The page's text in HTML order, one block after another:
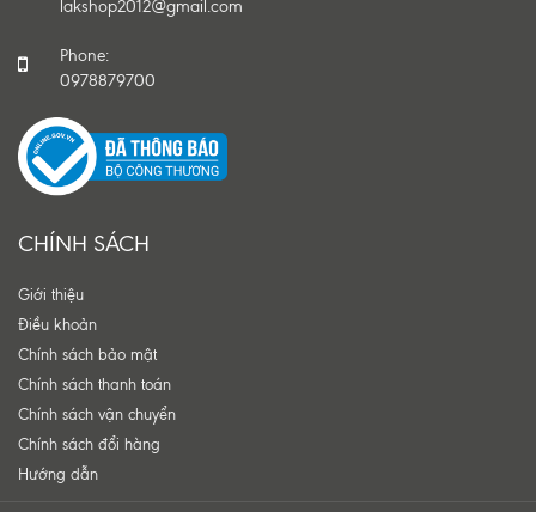
lakshop2012@gmail.com
Phone:
0978879700
CHÍNH SÁCH
Giới thiệu
Điều khoản
Chính sách bảo mật
Chính sách thanh toán
Chính sách vận chuyển
Chính sách đổi hàng
Hướng dẫn